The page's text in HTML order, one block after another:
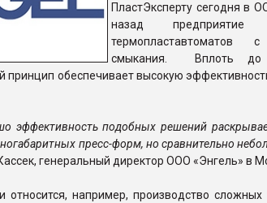
ПластЭксперту сегодня в
назад предприятие
термопластавтоматов
смыкания. Вплоть до
принцип обеспечивает высокую
эффективность подобных решений
пресс-форм, но сравнительно
генеральный директор ООО «Энгель» в
относится, например, производство